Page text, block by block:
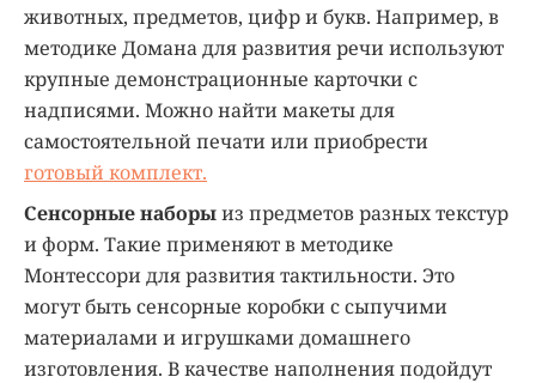
животных, предметов, цифр и букв. Например, в
методике Домана для развития речи используют
крупные демонстрационные карточки с
надписями. Можно найти макеты для
самостоятельной печати или приобрести
готовый комплект.
Сенсорные наборыиз предметов разных текстур
и форм. Такие применяют в методике
Монтессори для развития тактильности. Это
могут быть сенсорные коробки с сыпучими
материалами и игрушками домашнего
изготовления. В качестве наполнения подойдут